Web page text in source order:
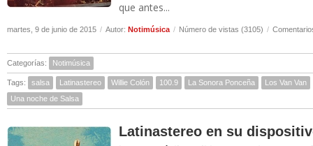
que antes...
martes, 9 de junio de 2015 / Autor: Notimúsica / Número de vistas (3105) /
Categorías: Notimúsica
Tags: salsa Latinastereo Willie Colón 100.9 La Sonora Ponceña
Los Van Van
Una noche de Salsa
Latinastereo en su